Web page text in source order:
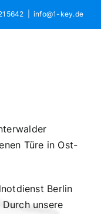
info@1-key.de
Türe in Ost-
Berlin
unsere